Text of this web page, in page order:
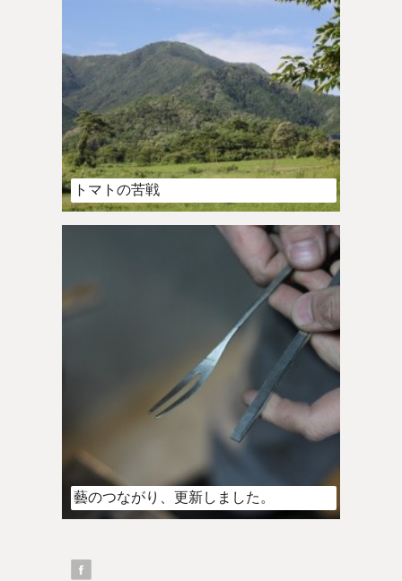
トマトの苦戦
藝のつながり、更新しました。